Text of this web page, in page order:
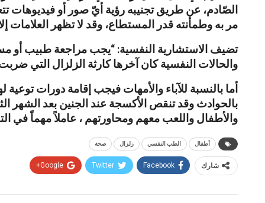
الصّادم، عن طريق تجنيبه رؤية أيّ صور أو فيديوهات
مر به وطمأنته قدر المستطاع، وقد لا تظهر العلامات
والحالات النفسية كان آخرها كارثة الزلزال التي ضربت المنطقة والحرب الذي نشهدها منذ
أما بالنسبة للآباء والأمهات فيجب إقامة دورات
بالحوادث وقد تنقص الأكسجة عند الجنين بعد الشهر
والأطفال واللعب معهم ومحاورتهم ، عاملاً مهماً في
أطفال الطب النفسي زلزال صحة
شارك Facebook
Twitter
Google+